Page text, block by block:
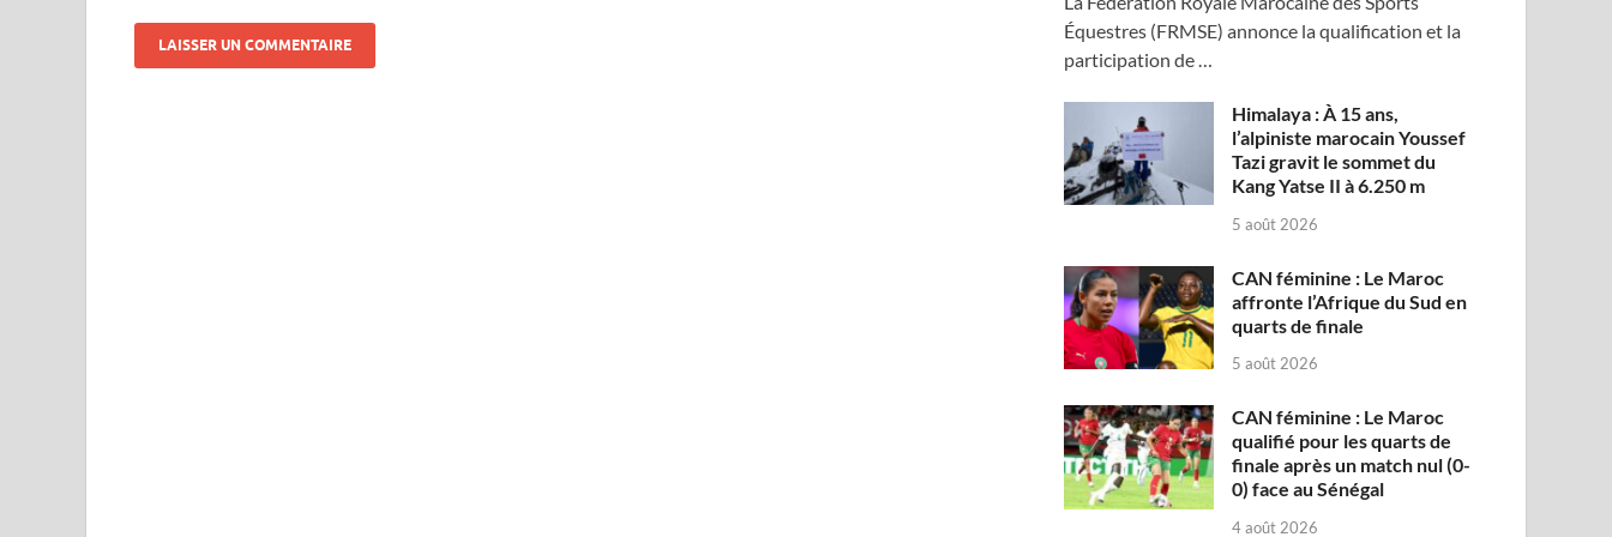
Équestres (FRMSE) annonce la qualification et la
participation de …
Himalaya : À 15 ans,
l’alpiniste marocain Youssef
Tazi gravit le sommet du
Kang Yatse II à 6.250 m
5 août 2026
CAN féminine : Le Maroc
affronte l’Afrique du Sud en
quarts de finale
5 août 2026
CAN féminine : Le Maroc
qualifié pour les quarts de
finale après un match nul (0-
0) face au Sénégal
4 août 2026